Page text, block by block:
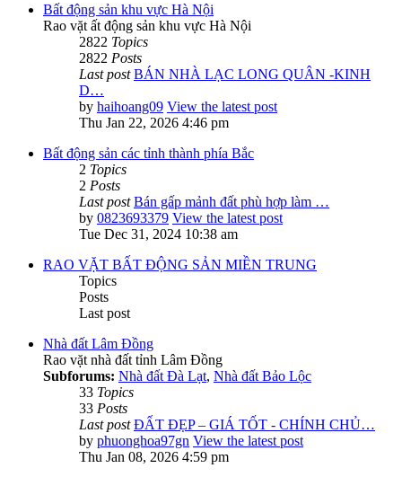
Bất động sản khu vực Hà Nội
Rao vặt ất động sản khu vực Hà Nội
2822 Topics
2822 Posts
Last post BÁN NHÀ LẠC LONG QUÂN -KINH
D…
by haihoang09 View the latest post
Thu Jan 22, 2026 4:46 pm
Bất động sản các tỉnh thành phía Bắc
2 Topics
2 Posts
Last post Bán gấp mảnh đất phù hợp làm …
by 0823693379 View the latest post
Tue Dec 31, 2024 10:38 am
RAO VẶT BẤT ĐỘNG SẢN MIỀN TRUNG
Topics
Posts
Last post
Nhà đất Lâm Đồng
Rao vặt nhà đất tỉnh Lâm Đồng
Subforums: Nhà đất Đà Lạt, Nhà đất Bảo Lộc
33 Topics
33 Posts
Last post ĐẤT ĐẸP – GIÁ TỐT - CHÍNH CHỦ…
by phuonghoa97gn View the latest post
Thu Jan 08, 2026 4:59 pm